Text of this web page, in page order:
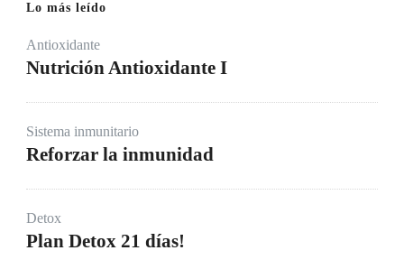
Lo más leído
Antioxidante
Nutrición Antioxidante I
Sistema inmunitario
Reforzar la inmunidad
Detox
Plan Detox 21 días!